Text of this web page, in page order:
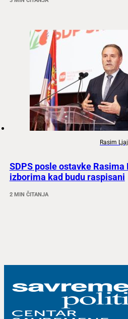
Rasim
SDPS posle ostavke
izborima kad budu raspisani
2 MIN ČITANJA